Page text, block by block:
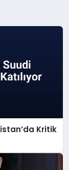
Kritik